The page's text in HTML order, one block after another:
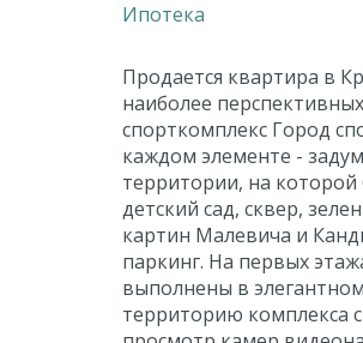
Ипотека
Продается квартира в
наиболее
спорткомплекс Город
каждом элементе -
территории, на которой
детский сад, сквер,
картин Малевича и
паркинг. На первых
выполнены в
территорию комплекса